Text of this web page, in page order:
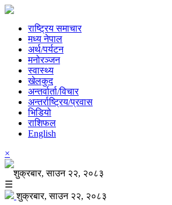
राष्ट्रिय समाचार
मध्य नेपाल
अर्थ/पर्यटन
मनोरञ्जन
स्वास्थ्य
खेलकुद
अन्तर्वार्ता/विचार
अन्तर्राष्ट्रिय/प्रवास
भिडियो
राशिफल
English
×
शुक्रबार, साउन २२, २०८३
☰
शुक्रबार, साउन २२, २०८३